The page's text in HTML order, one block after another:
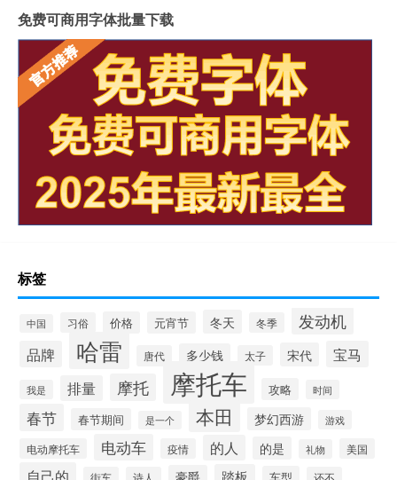
免费可商用字体批量下载
标签
中国 习俗 价格 元宵节 冬天 冬季 发动机
品牌 哈雷 唐代 多少钱 太子 宋代 宝马
我是 排量 摩托 摩托车 攻略 时间
春节 春节期间 是一个 本田 梦幻西游 游戏
电动摩托车 电动车 疫情 的人 的是 礼物 美国
自己的 街车 诗人 豪爵 踏板 还不